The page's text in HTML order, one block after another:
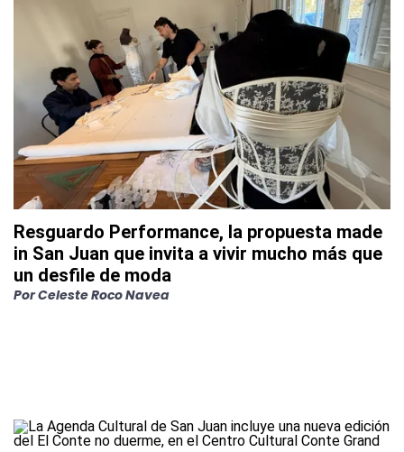
Resguardo Performance, la propuesta made
in San Juan que invita a vivir mucho más que
un desfile de moda
PorCeleste Roco Navea